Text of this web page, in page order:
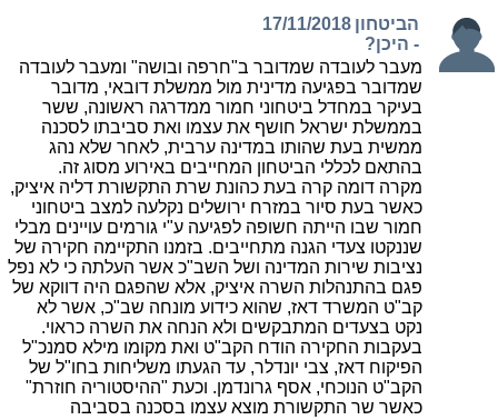
הביטחון
- היכן?
17/11/2018
מעבר לעובדה שמדובר ב"חרפה ובושה" ומעבר לעובדה
שמדובר בפגיעה מדינית מול ממשלת דובאי, מדובר
בעיקר במחדל ביטחוני חמור ממדרגה ראשונה, ששר
בממשלת ישראל חושף את עצמו ואת סביבתו לסכנה
ממשית בעת שהותו במדינה ערבית, לאחר שלא נהג
בהתאם לכללי הביטחון המחייבים באירוע מסוג זה.
מקרה דומה קרה בעת כהונת שרת התקשורת דליה איציק,
כאשר בעת סיור במזרח ירושלים נקלעה למצב ביטחוני
חמור שבו הייתה חשופה לפגיעה ע"י גורמים עויינים מבלי
שננקטו צעדי הגנה מתחייבים. בזמנו התקיימה חקירה של
נציבות שירות המדינה ושל השב"כ אשר העלתה כי לא נפל
פגם בהתנהלות השרה איציק, אלא שהפגם היה דווקא של
קב"ט המשרד דאז, שהוא כידוע מונחה שב"כ, אשר לא
נקט בצעדים המתבקשים ולא הנחה את השרה כראוי.
בעקבות החקירה הודח הקב"ט ואת מקומו מילא סמנכ"ל
הפיקוח דאז, צבי יונדלר, עד הגעתו משליחות בחו"ל של
הקב"ט הנוכחי, אסף גרונדמן. וכעת "ההיסטוריה חוזרת"
כאשר שר התקשורת מוצא עצמו בסכנה בסביבה